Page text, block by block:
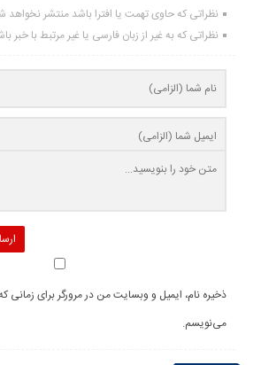
نظراتی که حاوی تهمت یا افترا باشد منتشر نخواهد
نظراتی که به غیر از زبان فارسی یا غیر مرتبط با
ذخیره نام، ایمیل و وبسایت من در مرورگر برای زمانی
می‌نویسم.